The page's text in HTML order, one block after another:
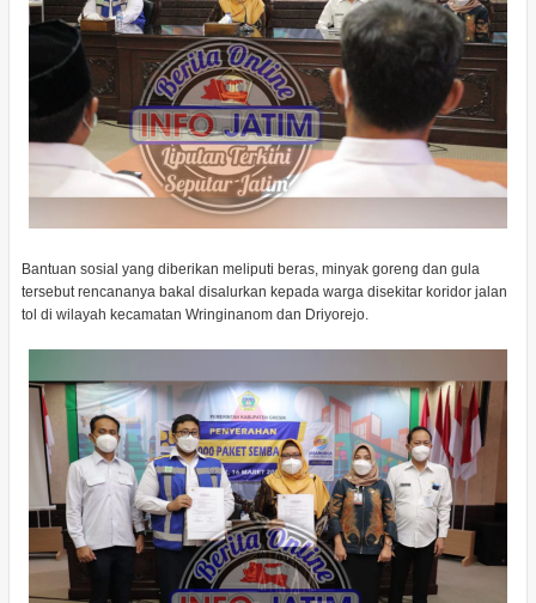
Bantuan sosial yang diberikan meliputi beras, minyak goreng dan gula
tersebut rencananya bakal disalurkan kepada warga disekitar koridor jalan
tol di wilayah kecamatan Wringinanom dan Driyorejo.